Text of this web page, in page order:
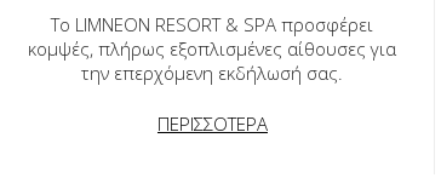
Το LIMNEON RESORT & SPA προσφέρει
κομψές, πλήρως εξοπλισμένες αίθουσες για
την επερχόμενη εκδήλωσή σας.
ΠΕΡΙΣΣΟΤΕΡΑ